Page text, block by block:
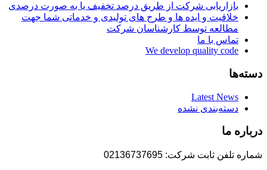
بازاریابی شرکت از طریق درصد تخفیف یا به صورت درصدی
خلاقیت و ایده ها و طرح های تولیدی و خدماتی شما جهت
مطالعه توسط کارشناسان شرکت
تماس با ما
We develop quality code
دسته‌ها
Latest News
دسته‌بندی نشده
درباره ما
شماره تلفن ثابت شرکت: 02136737695